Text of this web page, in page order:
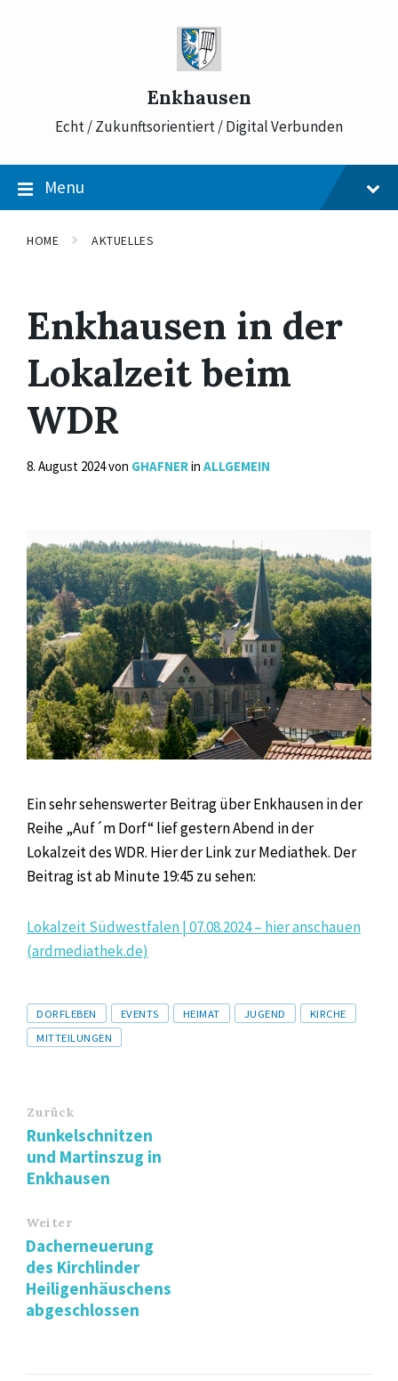
Enkhausen
Echt / Zukunftsorientiert / Digital Verbunden
Menu
HOME AKTUELLES
Enkhausen in der
Lokalzeit beim
WDR
8. August 2024von GHAFNERin ALLGEMEIN
Ein sehr sehenswerter Beitrag über Enkhausen in der
Reihe „Auf´m Dorf“ lief gestern Abend in der
Lokalzeit des WDR. Hier der Link zur Mediathek. Der
Beitrag ist ab Minute 19:45 zu sehen:
Lokalzeit Südwestfalen | 07.08.2024 – hier anschauen
(ardmediathek.de)
Tags
DORFLEBEN EVENTS HEIMAT JUGEND
KIRCHE
MITTEILUNGEN
Zurück
Runkelschnitzen
und Martinszug in
Enkhausen
Weiter
Dacherneuerung
des Kirchlinder
Heiligenhäuschens
abgeschlossen